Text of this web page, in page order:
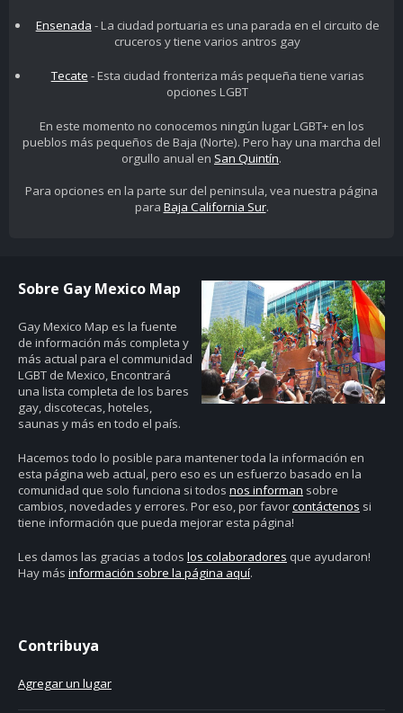
Ensenada - La ciudad portuaria es una parada en el circuito de
cruceros y tiene varios antros gay
Tecate - Esta ciudad fronteriza más pequeña tiene varias
opciones LGBT
En este momento no conocemos ningún lugar LGBT+ en los
pueblos más pequeños de Baja (Norte). Pero hay una marcha del
orgullo anual en San Quintín.
Para opciones en la parte sur del peninsula, vea nuestra página
para Baja California Sur.
Sobre Gay Mexico Map
Gay Mexico Map es la fuente
de información más completa y
más actual para el communidad
LGBT de Mexico, Encontrará
una lista completa de los bares
gay, discotecas, hoteles,
saunas y más en todo el país.
Hacemos todo lo posible para mantener toda la información en
esta página web actual, pero eso es un esfuerzo basado en la
comunidad que solo funciona si todos nos informan sobre
cambios, novedades y errores. Por eso, por favorcontáctenos si
tiene información que pueda mejorar esta página!
Les damos las gracias a todos los colaboradores que ayudaron!
Hay más información sobre la página aquí.
Contribuya
Agregar un lugar